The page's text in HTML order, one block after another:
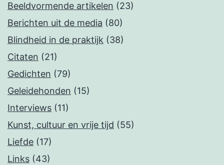
Beeldvormende artikelen (23)
Berichten uit de media (80)
Blindheid in de praktijk (38)
Citaten (21)
Gedichten (79)
Geleidehonden (15)
Interviews (11)
Kunst, cultuur en vrije tijd (55)
Liefde (17)
Links (43)